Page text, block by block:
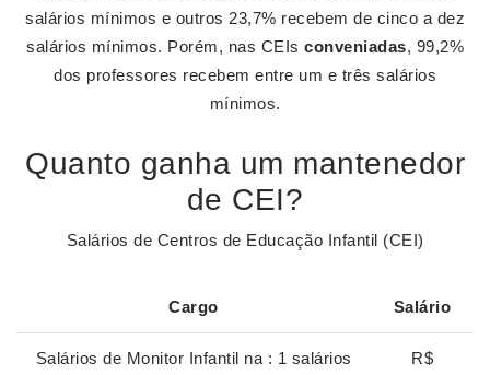
salários mínimos e outros 23,7% recebem de cinco a dez
salários mínimos. Porém, nas CEIs conveniadas, 99,2%
dos professores recebem entre um e três salários
mínimos.
Quanto ganha um mantenedor
de CEI?
Salários de Centros de Educação Infantil (CEI)
Cargo Salário
Salários de Monitor Infantil na : 1 salários
R$